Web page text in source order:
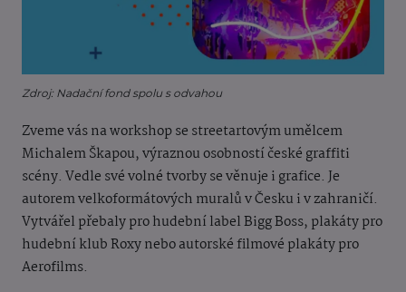
Zdroj: Nadační fond spolu s odvahou
Zveme vás na workshop se streetartovým umělcem
Michalem Škapou, výraznou osobností české graffiti
scény. Vedle své volné tvorby se věnuje i grafice. Je
autorem velkoformátových muralů v Česku i v zahraničí.
Vytvářel přebaly pro hudební label Bigg Boss, plakáty pro
hudební klub Roxy nebo autorské filmové plakáty pro
Aerofilms.